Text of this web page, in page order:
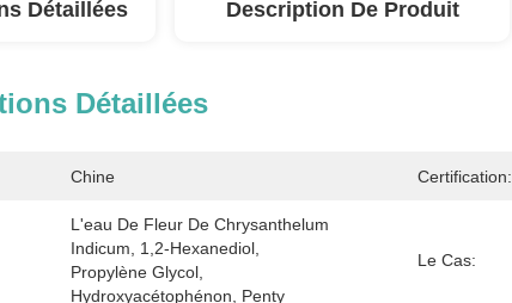
Détaillées Description De Produit
Détaillées
Chine Certification:
L'eau De Fleur De Chrysanthelum
Indicum, 1,2-Hexanediol,
Propylène Glycol,
Hydroxyacétophénon, Penty
Le Cas: